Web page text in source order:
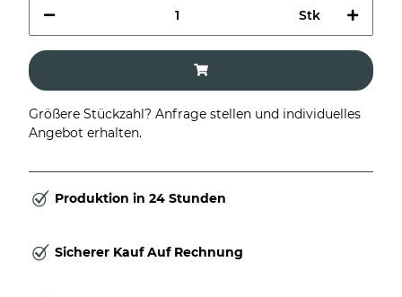
Stk
Größere Stückzahl? Anfrage stellen und individuelles
Angebot erhalten.
Produktion in 24 Stunden
Sicherer Kauf Auf Rechnung